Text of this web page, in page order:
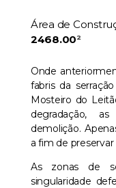
Área de
2468.00²
Onde
fabris da
Mosteiro do
degradação,
demolição.
a fim de
As zonas de
singularidade